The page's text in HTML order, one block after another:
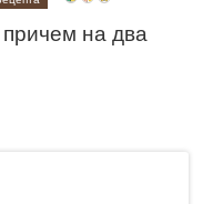
на два